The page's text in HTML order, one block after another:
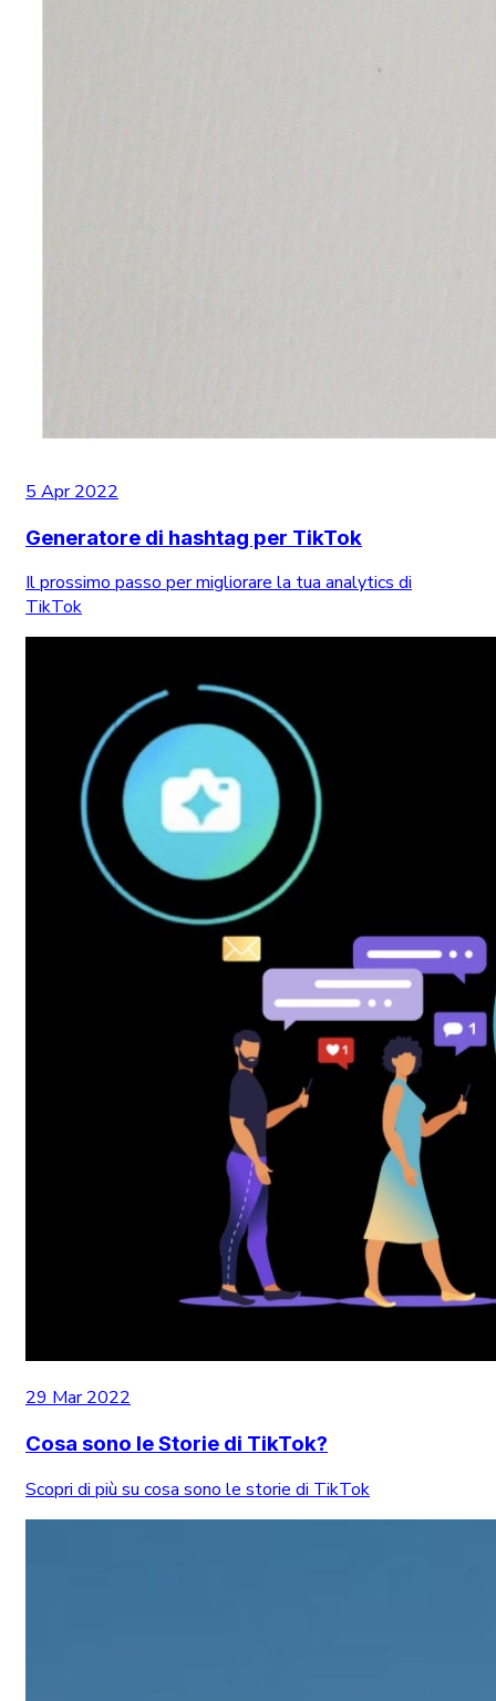
5 Apr 2022
Generatore di hashtag per TikTok
Il prossimo passo per migliorare la tua analytics di
TikTok
29 Mar 2022
Cosa sono le Storie di TikTok?
Scopri di più su cosa sono le storie di TikTok